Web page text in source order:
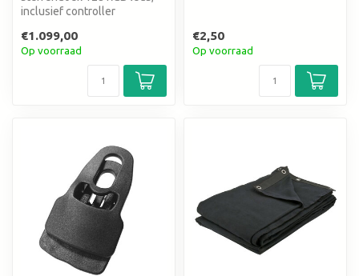
inclusief controller
€1.099,00
Op voorraad
€2,50
Op voorraad